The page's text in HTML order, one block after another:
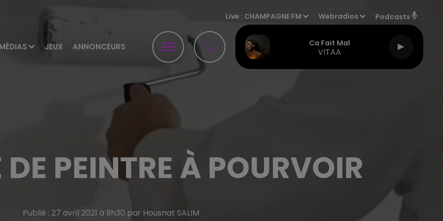
JEUX ANNONCEURS
Live : CHAMPAGNE FM Webradios Podcasts
Ca Fait Mal
VITAA
PEINTRE À POURVOIR
Publié : 27 avril 2021 à 9h30 par Housnat SALIM